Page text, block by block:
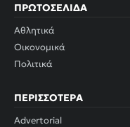
ΠΡΩΤΟΣΈΛΙΔΑ
Αθλητικά
Οικονομικά
Πολιτικά
ΠΕΡΙΣΣΌΤΕΡΑ
Advertorial